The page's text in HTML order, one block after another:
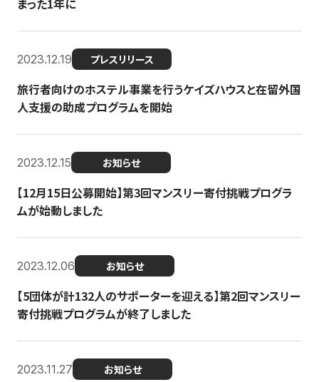
まった1年に
2023.12.19 プレスリリース
旅行者向けのホステル事業を行うケイズハウスと在留外国
人支援の助成プログラムを開始
2023.12.15 お知らせ
【12月15日公募開始】第3回マンスリー寄付挑戦プログラ
ムが始動しました
2023.12.06 お知らせ
【5団体が計132人のサポーターを迎える】第2回マンスリー
寄付挑戦プログラムが終了しました
2023.11.27 お知らせ